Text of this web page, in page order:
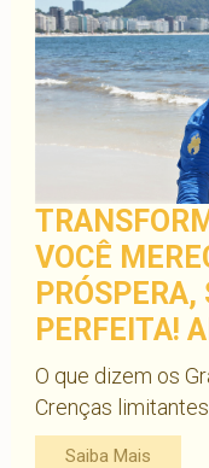
VOCÊ
PERFEITA!
O que dizem os
Crenças
Saiba Mais